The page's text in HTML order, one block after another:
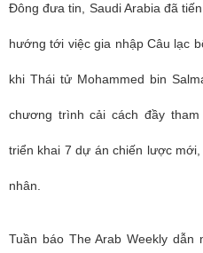
Đông đưa tin, Saudi Arabia đã
hướng tới việc gia nhập Câu lạc
khi Thái tử Mohammed bin
chương trình cải cách đầy
triển khai 7 dự án chiến lược
nhân.
Tuần báo The Arab Weekly